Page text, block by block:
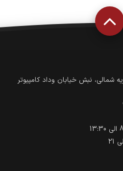
شمالی، نبش خیابان وداد کامپیوتر